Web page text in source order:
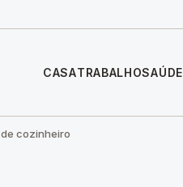
CASATRABALHOSAÚDE
cozinheiro